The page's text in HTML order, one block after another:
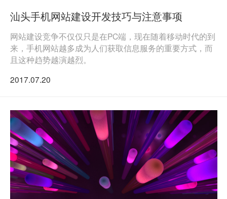
汕头手机网站建设开发技巧与注意事项
网站建设竞争不仅仅只是在PC端，现在随着移动时代的到
来，手机网站越多成为人们获取信息服务的重要方式，而
且这种趋势越演越烈。
2017.07.20